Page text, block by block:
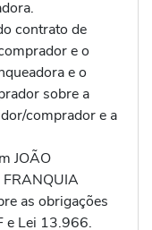
contrato de
e o
e o
sobre a
comprador e a
JOÃO
FRANQUIA
as obrigações
e Lei 13.966.